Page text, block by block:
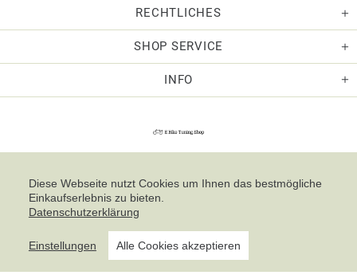
RECHTLICHES
SHOP SERVICE
INFO
Diese Webseite nutzt Cookies um Ihnen das bestmögliche
Einkaufserlebnis zu bieten.
Datenschutzerklärung
Einstellungen Alle Cookies akzeptieren